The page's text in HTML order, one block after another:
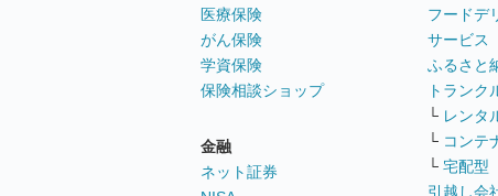
医療保険
がん保険
学資保険
保険相談ショップ
金融
ネット証券
フードデ
サービス
ふるさと
トランク
└ レンタ
└ コンテ
└ 宅配型
引越し会